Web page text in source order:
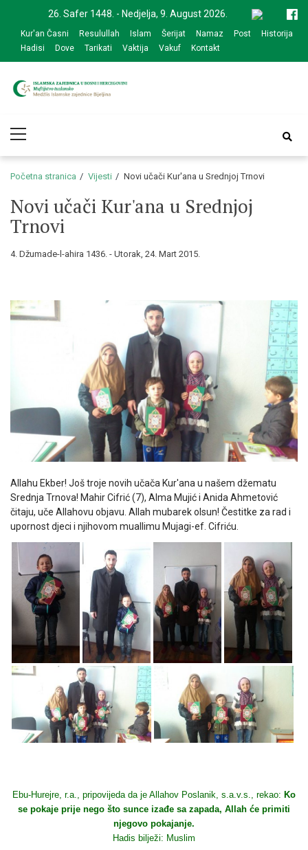
navigation
content
26. Safer 1448. - Nedjelja, 9. August 2026.
Kur'an Časni Resulullah Islam Šerijat Namaz Post
Historija
Hadisi
Dove Tarikati Vaktija Vakuf Kontakt
zajednice Bijeljina
Menu
Početna stranica Vijesti Novi učači Kur'ana u Srednjoj Trnovi
Novi učači Kur'ana u Srednjoj
Trnovi
4. Džumade-l-ahira 1436. - Utorak, 24. Mart 2015.
Allahu Ekber! Još troje novih učača Kur'ana u našem džematu
Srednja Trnova! Mahir Cifrić (7), Alma Mujić i Anida Ahmetović
čitaju, uče Allahovu objavu. Allah mubarek olsun! Čestitke za rad i
upornost djeci i njihovom muallimu Mujagi-ef. Cifriću.
Ebu-Hurejre, r.a., pripovijeda da je Allahov Poslanik, s.a.v.s., rekao: Ko
se pokaje prije nego što sunce izađe sa zapada, Allah će primiti
njegovo pokajanje.
Hadis bilježi: Muslim